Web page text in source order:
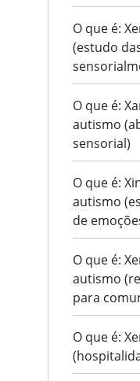
O que é:
(estudo
O que é:
autismo
sensorial)
O que é:
autismo
de
O que é:
autismo
para
O que é: